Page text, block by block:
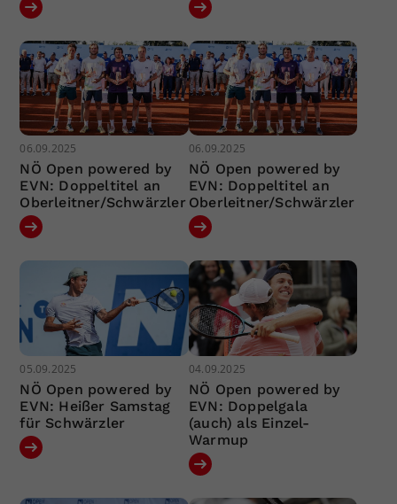
06.09.2025
NÖ Open powered by
EVN: Doppeltitel an
Oberleitner/Schwärzler
06.09.2025
NÖ Open powered by
EVN: Doppeltitel an
Oberleitner/Schwärzler
05.09.2025
NÖ Open powered by
EVN: Heißer Samstag
für Schwärzler
04.09.2025
NÖ Open powered by
EVN: Doppelgala
(auch) als Einzel-
Warmup